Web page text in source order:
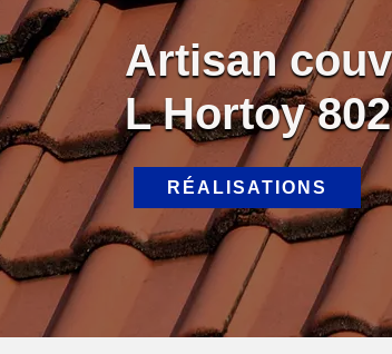
Artisan
L Hortoy
RÉALISATIONS